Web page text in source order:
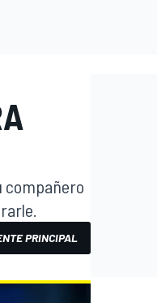
compañero
PRINCIPAL